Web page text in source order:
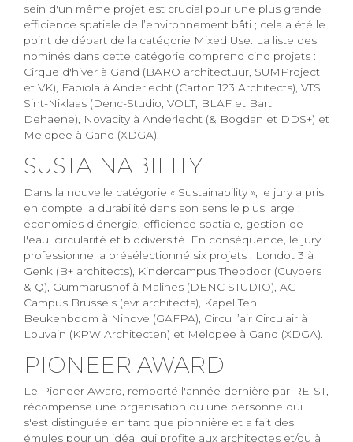
sein d'un même projet est crucial pour une plus grande
efficience spatiale de l’environnement bâti ; cela a été le
point de départ de la catégorie Mixed Use. La liste des
nominés dans cette catégorie comprend cinq projets :
Cirque d'hiver à Gand (BARO architectuur, SUMProject
et VK), Fabiola à Anderlecht (Carton 123 Architects), VTS
Sint-Niklaas (Denc-Studio, VOLT, BLAF et Bart
Dehaene), Novacity à Anderlecht (& Bogdan et DDS+) et
Melopee à Gand (XDGA).
SUSTAINABILITY
Dans la nouvelle catégorie « Sustainability », le jury a pris
en compte la durabilité dans son sens le plus large :
économies d'énergie, efficience spatiale, gestion de
l'eau, circularité et biodiversité. En conséquence, le jury
professionnel a présélectionné six projets : Londot 3 à
Genk (B+ architects), Kindercampus Theodoor (Cuypers
& Q), Gummarushof à Malines (DENC STUDIO), AG
Campus Brussels (evr architects), Kapel Ten
Beukenboom à Ninove (GAFPA), Circu l’air Circulair à
Louvain (KPW Architecten) et Melopee à Gand (XDGA).
PIONEER AWARD
Le Pioneer Award, remporté l'année dernière par RE-ST,
récompense une organisation ou une personne qui
s'est distinguée en tant que pionnière et a fait des
émules pour un idéal qui profite aux architectes et/ou à